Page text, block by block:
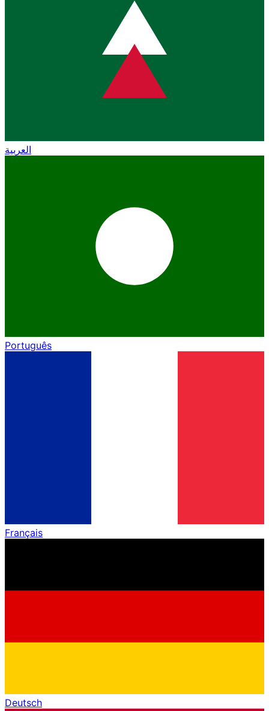
العربية
Português
Français
Deutsch